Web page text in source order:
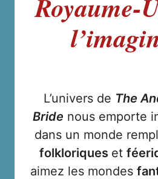
Royaume-
L’univers de The
Bride nous emporte
dans un monde
folkloriques et
aimez les mondes